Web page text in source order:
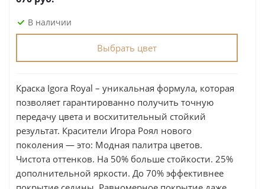
В наличии
Выбрать цвет
Краска Igora Royal – уникальная формула, которая
позволяет гарантированно получить точную
передачу цвета и восхитительный стойкий
результат. Красители Игора Роял нового
поколения — это: Модная палитра цветов.
Чистота оттенков. На 50% больше стойкости. 25%
дополнительной яркости. До 70% эффективнее